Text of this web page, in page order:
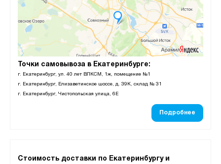
Точки самовывоза в Екатеринбурге:
г. Екатеринбург, ул. 40 лет ВЛКСМ, 1ж, помещение №1
г. Екатеринбург, Елизаветинское шоссе, д. 39К, склад № 31
г. Екатеринбург, Чистопольская улица, 6Е
Подробнее
Стоимость доставки по Екатеринбургу и